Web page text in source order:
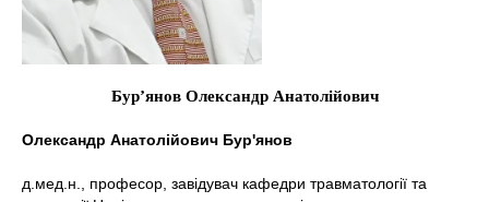
Бур’янов Олександр Анатолійович
Олександр Анатолійович Бур'янов
д.мед.н., професор, завідувач кафедри травматології та